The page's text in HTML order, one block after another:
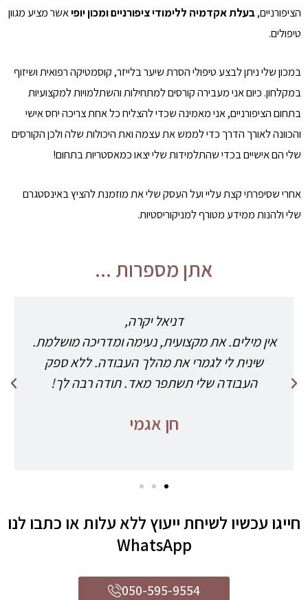
הציפורניים,בעלת אקדמיה ללימודי ציפורניים ומכון יופיאשר מציע מגוון
טיפולים.
במכון שלי ניתן לבצע טיפולי הסרת שיער בלייזר, קוסמטיקה רפואית ושיזוף
במקלחון. כיום אני מעבירה קורסים למתחילות והשתלמויות למקצועיות
בתחום הציפורניים, אני מאמינה שכדי להצליח כל אחת צריכה יחס אישי
והכוונה לאורך הדרך כדי לממש את עצמה ואת היכולות שלה ולכן הקורסים
שלי הם אישיים בכדי שהתלמידות שלי יצאו כמאסטריות בתחום!
אחרי שסיפרתי קצת עליי ועל העסק שלי את מוזמנת להציץ באינסטגרם
שלי ולהנות ממידע מטורף למניקוריסטיות.
אתן מספרות ...
דניאל יקרה,
אין מילים. את מקצועית, נעימה ומדריכה מושלמת.
שינית לי לגמרי את מהלך העבודה. ללא ספק
העבודה שלי תשתפר מאד. תודה רבה לך!
חן אגמי
חייגו עכשיו לשיחת ייעוץ ללא עלות או כתבו לנו
WhatsApp
050-595-9554